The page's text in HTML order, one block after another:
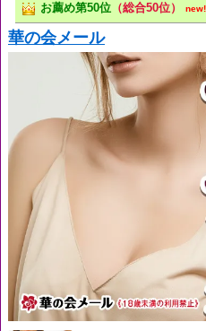
お薦め第50位 （総合50位） new!
華の会メール